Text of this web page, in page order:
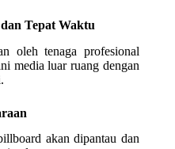
Tepat Waktu
oleh tenaga profesional
media luar ruang dengan
akan dipantau dan